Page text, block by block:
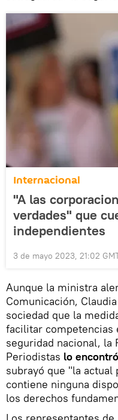
Internacional
"A las
verdades" que
independientes
3 de mayo 2023, 21:02
Aunque la ministra
Comunicación,
sociedad que la
facilitar competencias
seguridad nacional, la
Periodistas lo
subrayó que "la actual
contiene ninguna
los derechos